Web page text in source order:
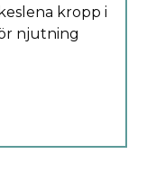
kropp i
njutning